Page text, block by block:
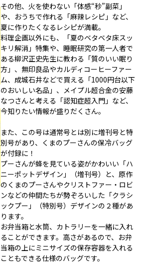
その他、火を使わない「体感“秒”副菜」
や、おうちで作れる「麻辣レシピ」など、
夏に作りたくなるレシピが満載。
料理企画以外にも、「夏のベタベタ床スッ
キリ解消」特集や、睡眠研究の第一人者で
ある柳沢正史先生に教わる「質のいい眠り
方」、無印良品やカルディコーヒーファー
ム、成城石井などで買える「1000円台以下
のおいしい名品」、メイプル超合金の安藤
なつさんと考える「認知症超入門」など、
今知りたい情報が盛りだくさん。
また、この号は通常号とは別に増刊号と特
別号があり、くまのプーさんの保冷バッグ
が付録に！
プーさんが蜂を見ている姿がかわいい「ハ
ニーポットデザイン」（増刊号）と、原作
のくまのプーさんやクリストファー・ロビ
ンなどの仲間たちが勢ぞろいした「クラシ
ックプー」（特別号）デザインの２種があ
ります。
お弁当箱と水筒、カトラリーを一緒に入れ
ることができます。高さがあるので、お弁
当箱の上にミニサイズの保存容器を入れる
こともできる仕様のバッグです。